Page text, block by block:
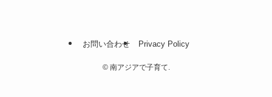
お問い合わせ Privacy Policy
©南アジアで子育て.